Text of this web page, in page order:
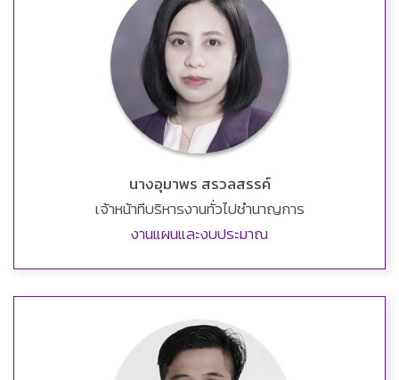
นางอุมาพร สรวลสรรค์
เจ้าหน้าทีบริหารงานทั่วไปชำนาญการ
งานแผนและงบประมาณ